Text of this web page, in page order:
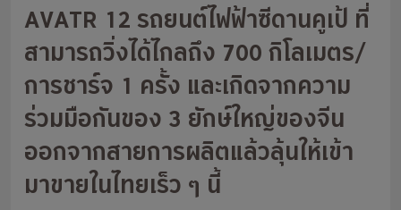
AVATR 12 รถยนต์ไฟฟ้าซีดานคูเป้ ที่
สามารถวิ่งได้ไกลถึง 700 กิโลเมตร/
การชาร์จ 1 ครั้ง และเกิดจากความ
ร่วมมือกันของ 3 ยักษ์ใหญ่ของจีน
ออกจากสายการผลิตแล้วลุ้นให้เข้า
มาขายในไทยเร็ว ๆ นี้